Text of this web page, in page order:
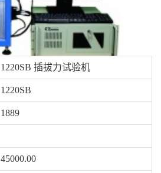
1220SB 插拔力试验机
1220SB
1889
45000.00